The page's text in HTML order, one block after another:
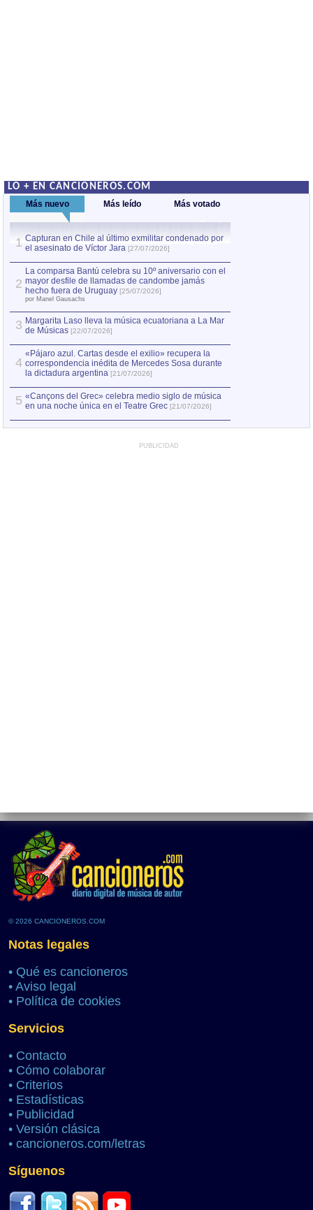
LO + EN CANCIONEROS.COM
Más nuevo Más leído Más votado
1 Capturan en Chile al último exmilitar condenado por
el asesinato de Víctor Jara [27/07/2026]
2
La comparsa Bantú celebra su 10º aniversario con el
mayor desfile de llamadas de candombe jamás
hecho fuera de Uruguay [25/07/2026]
por Manel Gausachs
3 Margarita Laso lleva la música ecuatoriana a La Mar
de Músicas [22/07/2026]
4
«Pájaro azul. Cartas desde el exilio» recupera la
correspondencia inédita de Mercedes Sosa durante
la dictadura argentina [21/07/2026]
5 «Cançons del Grec» celebra medio siglo de música
en una noche única en el Teatre Grec [21/07/2026]
PUBLICIDAD
© 2026 CANCIONEROS.COM
Notas legales
• Qué es cancioneros
• Aviso legal
• Política de cookies
Servicios
• Contacto
• Cómo colaborar
• Criterios
• Estadísticas
• Publicidad
• Versión clásica
• cancioneros.com/letras
Síguenos